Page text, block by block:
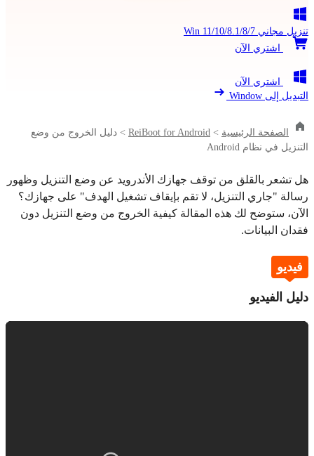
تنزيل مجاني Win 11/10/8.1/8/7
اشتري الآن
اشتري الآن
التبديل إلى Window
الصفحة الرئيسية >
ReiBoot for Android
> دليل الخروج من وضع
التنزيل في نظام Android
هل تشعر بالقلق من توقف جهازك الأندرويد عن وضع التنزيل وظهور
رسالة "جاري التنزيل، لا تقم بإيقاف تشغيل الهدف" على جهازك؟
الآن، ستوضح لك هذه المقالة كيفية الخروج من وضع التنزيل دون
فقدان البيانات.
فيديو
دليل الفيديو